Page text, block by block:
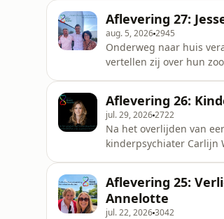
Aflevering 27:
aug. 5, 20262945
Onderweg naar huis
vertellen zij over hun
Aflevering 26:
jul. 29, 20262722
Na het overlijden van
kinderpsychiater Carlijn
Aflevering 25:
Annelotte
jul. 22, 20263042